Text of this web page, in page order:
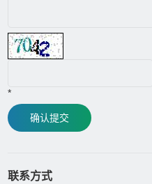
*
确认提交
联系方式